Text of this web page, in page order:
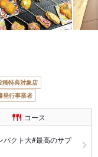
稿特典対象店
発行事業者
コース
パクト大#最高のサプ